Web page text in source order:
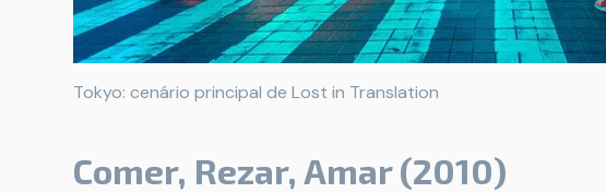
Tokyo: cenário principal de Lost in Translation
Comer, Rezar, Amar (2010)